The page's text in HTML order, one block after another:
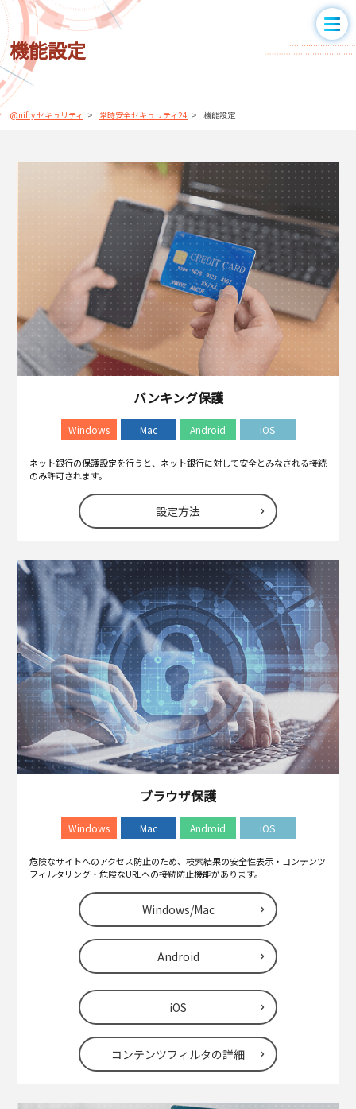
機能設定
@nifty セキュリティ 常時安全セキュリティ24 機能設定
バンキング保護
Windows Mac Android iOS
ネット銀行の保護設定を行うと、ネット銀行に対して安全とみなされる接続
のみ許可されます。
設定方法
ブラウザ保護
Windows Mac Android iOS
危険なサイトへのアクセス防止のため、検索結果の安全性表示・コンテンツ
フィルタリング・危険なURLへの接続防止機能があります。
Windows/Mac
Android
iOS
コンテンツフィルタの詳細